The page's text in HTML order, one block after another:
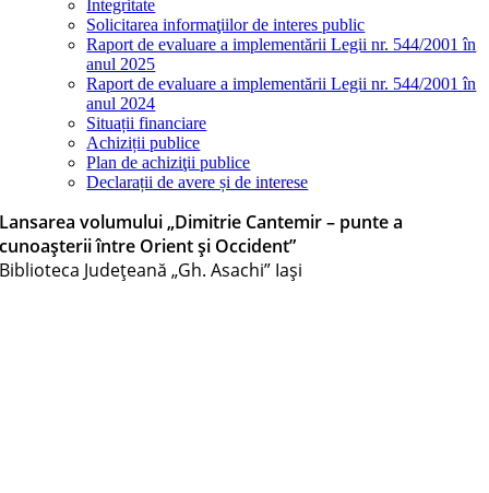
Integritate
Solicitarea informaţiilor de interes public
Raport de evaluare a implementării Legii nr. 544/2001 în
anul 2025
Raport de evaluare a implementării Legii nr. 544/2001 în
anul 2024
Situații financiare
Achiziții publice
Plan de achiziţii publice
Declarații de avere și de interese
Lansarea volumului „Dimitrie Cantemir – punte a
cunoașterii între Orient și Occident”
Biblioteca Judeţeană „Gh. Asachi” Iaşi